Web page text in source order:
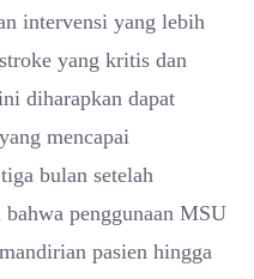
intervensi yang lebih
yang kritis dan
diharapkan dapat
mencapai
bulan setelah
penggunaan MSU
pasien hingga